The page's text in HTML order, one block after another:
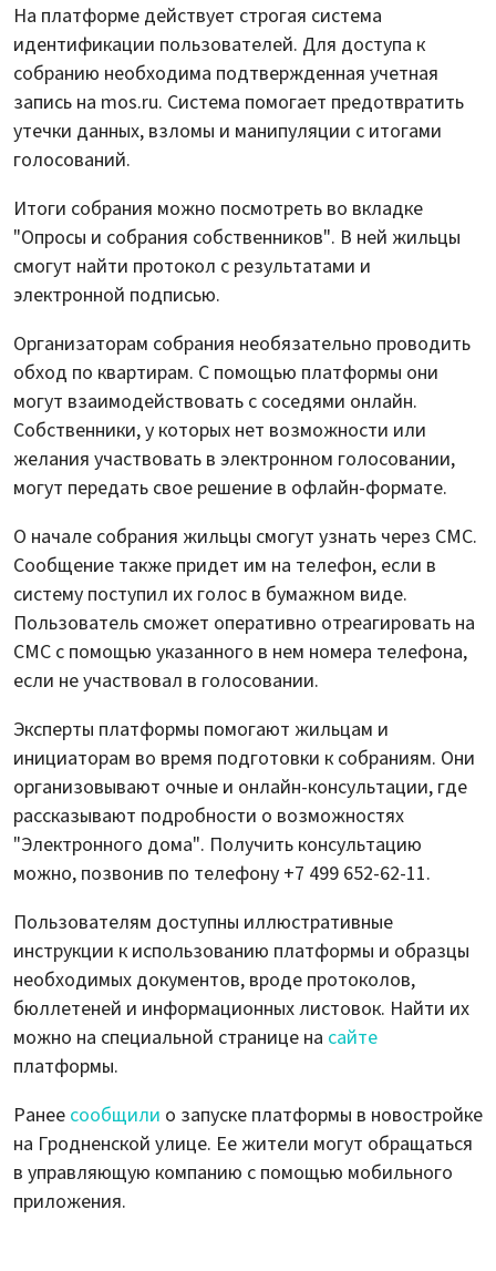
На платформе действует строгая система
идентификации пользователей. Для доступа к
собранию необходима подтвержденная учетная
запись на mos.ru. Система помогает предотвратить
утечки данных, взломы и манипуляции с итогами
голосований.
Итоги собрания можно посмотреть во вкладке
"Опросы и собрания собственников". В ней жильцы
смогут найти протокол с результатами и
электронной подписью.
Организаторам собрания необязательно проводить
обход по квартирам. С помощью платформы они
могут взаимодействовать с соседями онлайн.
Собственники, у которых нет возможности или
желания участвовать в электронном голосовании,
могут передать свое решение в офлайн-формате.
О начале собрания жильцы смогут узнать через СМС.
Сообщение также придет им на телефон, если в
систему поступил их голос в бумажном виде.
Пользователь сможет оперативно отреагировать на
СМС с помощью указанного в нем номера телефона,
если не участвовал в голосовании.
Эксперты платформы помогают жильцам и
инициаторам во время подготовки к собраниям. Они
организовывают очные и онлайн-консультации, где
рассказывают подробности о возможностях
"Электронного дома". Получить консультацию
можно, позвонив по телефону +7 499 652⁠-62⁠-11.
Пользователям доступны иллюстративные
инструкции к использованию платформы и образцы
необходимых документов, вроде протоколов,
бюллетеней и информационных листовок. Найти их
можно на специальной странице на сайте
платформы.
Ранее сообщили о запуске платформы в новостройке
на Гродненской улице. Ее жители могут обращаться
в управляющую компанию с помощью мобильного
приложения.